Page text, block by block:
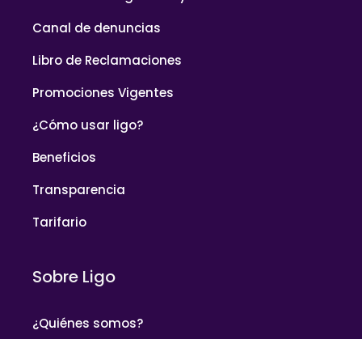
Canal de denuncias
Libro de Reclamaciones
Promociones Vigentes
¿Cómo usar ligo?
Beneficios
Transparencia
Tarifario
Sobre Ligo
¿Quiénes somos?